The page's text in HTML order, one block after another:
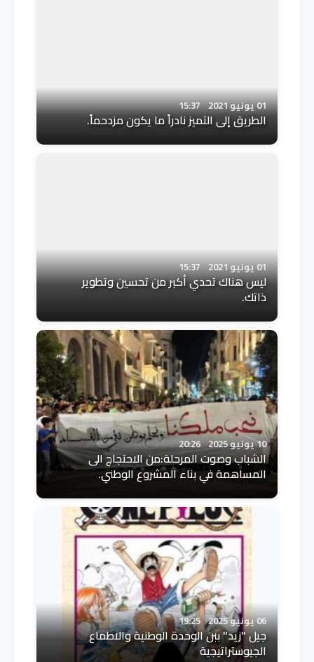
01 يونيو 2021 15:37
الطريق إلى التميز نادراً ما يكون مزدحماً.
01 يونيو 2021 15:37
ليس هناك تحدي أكبر من تحسين وتطوير
ذاتك.
10 يونيو 2025 20:26
الشباب وصوت المرحلة:من الاحتجاج الى
المساهمة في بناء المشروع الوطني.
06 يونيو 2025 19:25
جيل "زيد" ببن الوحدة الوطنية والاطماع
الجيوستراتيجية